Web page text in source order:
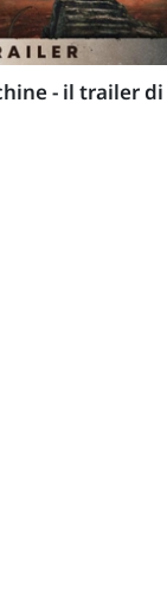
- il trailer di